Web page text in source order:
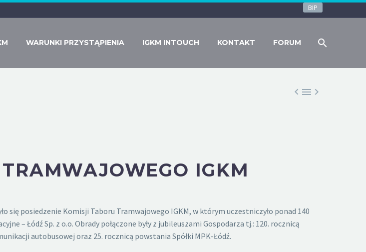
BIP
WARUNKI PRZYSTĄPIENIA IGKM INTOUCH KONTAKT FORUM

IGKM
się posiedzenie Komisji Taboru Tramwajowego IGKM, w którym uczestniczyło ponad 140
– Łódź Sp. z o.o. Obrady połączone były z jubileuszami Gospodarza tj.: 120. rocznicą
autobusowej oraz 25. rocznicą powstania Spółki MPK-Łódź.